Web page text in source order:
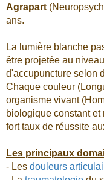
Agrapart
ans.
La lumière blanche
être projetée au
d'accupuncture selon
Chaque couleur
organisme vivant
biologique constant et
fort taux de réussite
Les principaux
- Les douleurs